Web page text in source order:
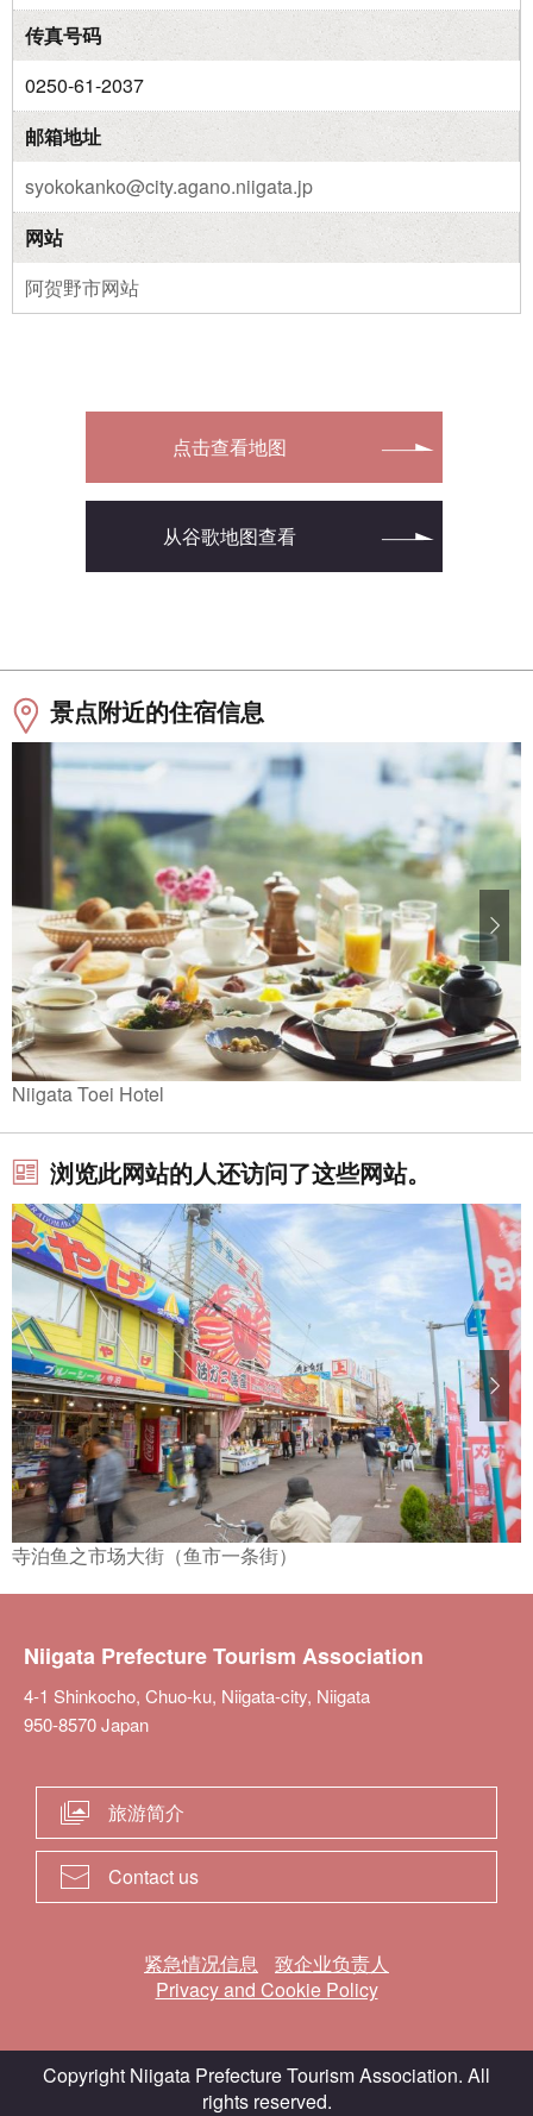
传真号码
0250-61-2037
邮箱地址
syokokanko@city.agano.niigata.jp
网站
阿贺野市网站
点击查看地图
从谷歌地图查看
景点附近的住宿信息
Niigata Toei Hotel
浏览此网站的人还访问了这些网站。
寺泊鱼之市场大街（鱼市一条街）
Niigata Prefecture Tourism Association
4-1 Shinkocho, Chuo-ku, Niigata-city, Niigata
950-8570 Japan
旅游简介
Contact us
紧急情况信息
致企业负责人
Privacy and Cookie Policy
Copyright Niigata Prefecture Tourism Association. All
rights reserved.